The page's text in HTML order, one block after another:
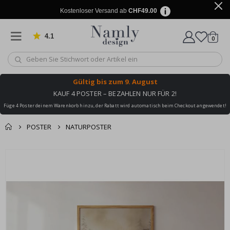
Kostenloser Versand ab CHF49.00
4.1 von 1025 Bewertungen
Wagen
0
Gültig bis zum 9. August
KAUF 4 POSTER – BEZAHLEN NUR FÜR 2!
Füge 4 Poster deinem Warenkorb hinzu, der Rabatt wird automatisch beim Checkout angewendet!
POSTER NATURPOSTER